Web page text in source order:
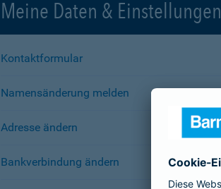
Meine Daten & Einstellungen
Kontaktformular
Namensänderung melden
Adresse ändern
Bankverbindung ändern